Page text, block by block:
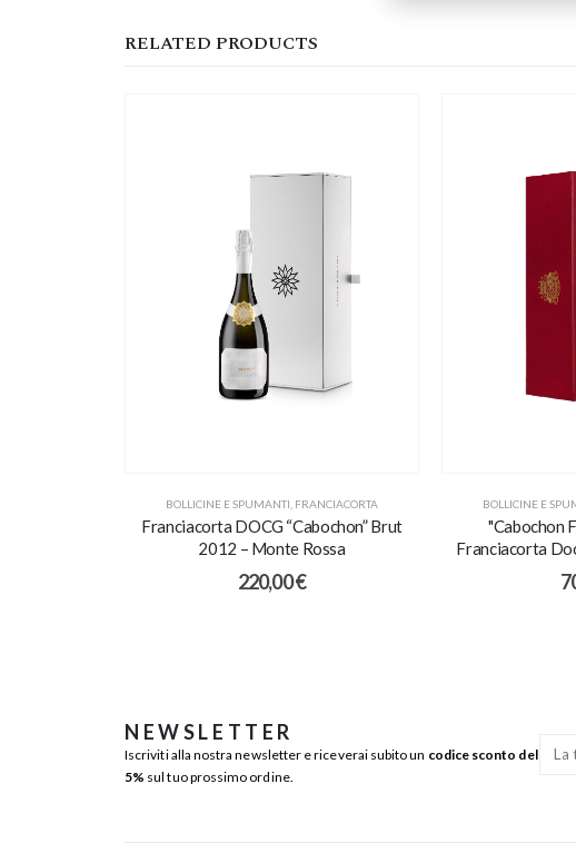
RELATED PRODUCTS
BOLLICINE E SPUMANTI FRANCIACORTA
Franciacorta DOCG “Cabochon” Brut
2012 – Monte Rossa
220,00€
BOLLICINE E
"Cabochon
Franciacorta
NEWSLETTER
Iscriviti alla nostra newsletter e riceverai subito un codice sconto del
5% sul tuo prossimo ordine.